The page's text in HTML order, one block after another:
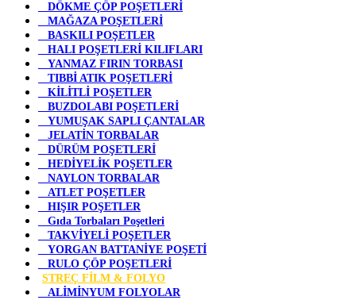
DÖKME ÇÖP POŞETLERİ
MAĞAZA POŞETLERİ
BASKILI POŞETLER
HALI POŞETLERİ KILIFLARI
YANMAZ FIRIN TORBASI
TIBBİ ATIK POŞETLERİ
KİLİTLİ POŞETLER
BUZDOLABI POŞETLERİ
YUMUŞAK SAPLI ÇANTALAR
JELATİN TORBALAR
DÜRÜM POŞETLERİ
HEDİYELİK POŞETLER
NAYLON TORBALAR
ATLET POŞETLER
HIŞIR POŞETLER
Gıda Torbaları Poşetleri
TAKVİYELİ POŞETLER
YORGAN BATTANİYE POŞETİ
RULO ÇÖP POŞETLERİ
STREÇ FİLM & FOLYO
ALİMİNYUM FOLYOLAR